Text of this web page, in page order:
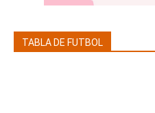
TABLA DE FUTBOL